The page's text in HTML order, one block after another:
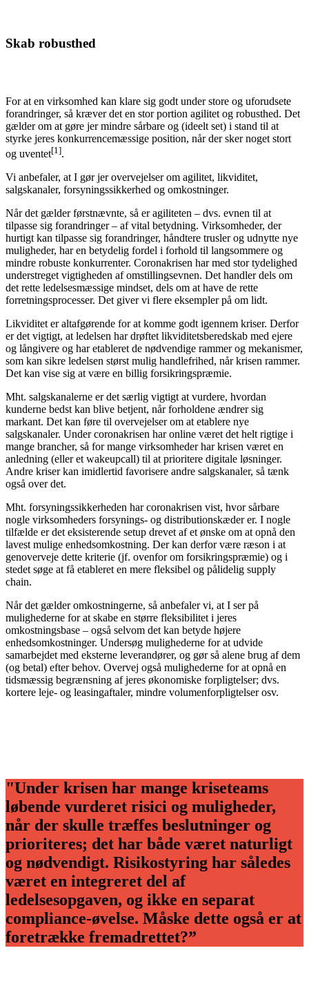
Skab robusthed
For at en virksomhed kan klare sig godt under store og uforudsete
forandringer, så kræver det en stor portion agilitet og robust­hed. Det
gælder om at gøre jer mindre sårbare og (ideelt set) i stand til at
styrke jeres konkurrencemæssige position, når der sker noget stort
og uventet[1].
Vi anbefaler, at I gør jer overvejelser om agilitet, likviditet,
salgskanaler, forsyningssikkerhed og omkostninger.
Når det gælder førstnævnte, så er agiliteten – dvs. evnen til at
tilpasse sig forandringer – af vital betydning. Virksomheder, der
hurtigt kan tilpasse sig forandringer, håndtere trusler og udnytte nye
muligheder, har en betydelig fordel i forhold til langsommere og
mindre robuste konkurrenter. Coronakrisen har med stor tydelighed
understreget vigtigheden af omstillingsevnen. Det handler dels om
det rette ledelsesmæssige mindset, dels om at have de rette
forretningsprocesser. Det giver vi flere eksempler på om lidt.
Likviditet er altafgørende for at komme godt igennem kriser. Derfor
er det vigtigt, at ledelsen har drøftet likviditetsberedskab med ejere
og långivere og har etableret de nødvendige rammer og mekanismer,
som kan sikre ledelsen størst mulig handlefrihed, når krisen rammer.
Det kan vise sig at være en billig forsikringspræmie.
Mht. salgskanalerne er det særlig vigtigt at vurdere, hvordan
kunderne bedst kan blive betjent, når forholdene ændrer sig
markant. Det kan føre til overvejelser om at etablere nye
salgskanaler. Under coronakrisen har online været det helt rigtige i
mange brancher, så for mange virksomheder har krisen været en
anledning (eller et wakeupcall) til at prioritere digitale løsninger.
Andre kriser kan imidlertid favorisere andre salgskanaler, så tænk
også over det.
Mht. forsyningssikkerheden har coronakrisen vist, hvor sårbare
nogle virksomheders forsynings- og distributionskæder er. I nogle
tilfælde er det eksisterende setup drevet af et ønske om at opnå den
lavest mulige enhedsomkostning. Der kan derfor være ræson i at
genoverveje dette kriterie (jf. ovenfor om forsikringspræmie) og i
stedet søge at få etableret en mere fleksibel og pålidelig supply
chain.
Når det gælder omkostningerne, så anbefaler vi, at I ser på
mulighederne for at skabe en større fleksibilitet i jeres
omkostningsbase – også selvom det kan betyde højere
enhedsomkostninger. Undersøg mulighederne for at udvide
samarbejdet med eksterne leverandører, og gør så alene brug af dem
(og betal) efter behov. Overvej også mulighederne for at opnå en
tidsmæssig begrænsning af jeres økonomiske forpligtelser; dvs.
kortere leje- og leasingaftaler, mindre volumenforpligtelser osv.
"Under krisen har mange kriseteams
løbende vurderet risici og muligheder,
når der skulle træffes beslutninger og
prioriteres; det har både været naturligt
og nødvendigt. Risiko­styring har således
været en integreret del af
ledelsesopgaven, og ikke en separat
compliance-øvelse. Måske dette også er at
foretrække fremadrettet?”